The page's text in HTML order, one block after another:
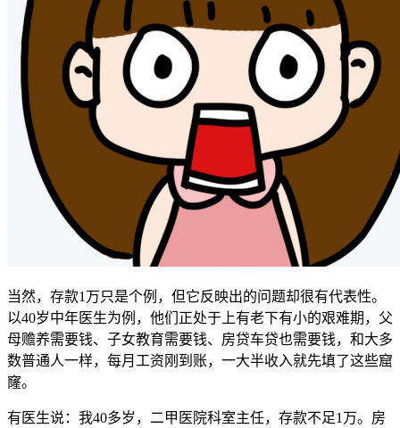
当然，存款1万只是个例，但它反映出的问题却很有代表性。
以40岁中年医生为例，他们正处于上有老下有小的艰难期，父
母赡养需要钱、子女教育需要钱、房贷车贷也需要钱，和大多
数普通人一样，每月工资刚到账，一大半收入就先填了这些窟
窿。
有医生说：我40多岁，二甲医院科室主任，存款不足1万。房